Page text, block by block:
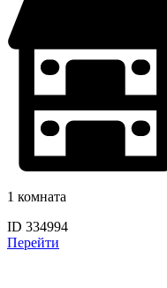
1 комната
ID 334994
Перейти